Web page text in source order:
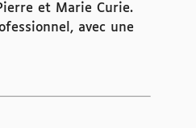
et Marie Curie.
avec une